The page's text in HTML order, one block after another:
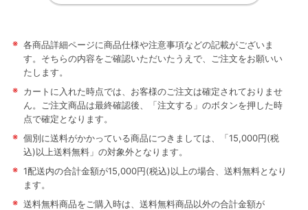
※ 各商品詳細ページに商品仕様や注意事項などの記載がございま
す。そちらの内容をご確認いただいたうえで、ご注文をお願いい
たします。
※ カートに入れた時点では、お客様のご注文は確定されておりませ
ん。ご注文商品は最終確認後、「注文する」のボタンを押した時
点で確定となります。
※ 個別に送料がかかっている商品につきましては、「15,000円(税
込)以上送料無料」の対象外となります。
※ 1配送内の合計金額が15,000円(税込)以上の場合、送料無料となり
ます。
※ 送料無料商品をご購入時は、送料無料商品以外の合計金額が